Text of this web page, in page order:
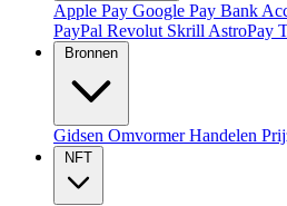
Apple Pay Google Pay Bank
PayPal Revolut Skrill AstroPay
Bronnen
Gidsen OmvormerHandelen
NFT